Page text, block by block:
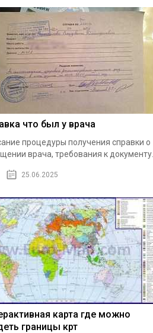
что был у врача
процедуры получения справки о
врача, требования к документу...
25.06.2025
карта где можно
границы крт